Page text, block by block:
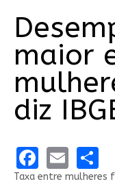
maior
diz
Email
Taxa entre mulheres